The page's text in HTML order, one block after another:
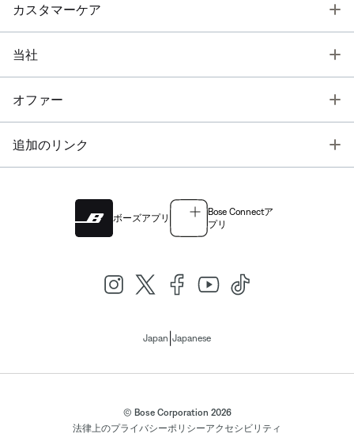
カスタマーケア
当社
オファー
追加のリンク
ボーズアプリ
Bose Connectア
プリ
Japan Japanese
© Bose Corporation 2026
法律上のプライバシーポリシーアクセシビリティ